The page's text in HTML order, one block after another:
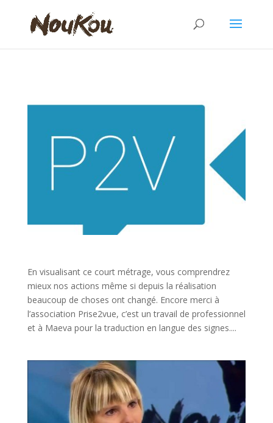
En visualisant ce court métrage, vous comprendrez
mieux nos actions même si depuis la réalisation
beaucoup de choses ont changé. Encore merci à
l’association Prise2vue, c’est un travail de professionnel
et à Maeva pour la traduction en langue des signes....